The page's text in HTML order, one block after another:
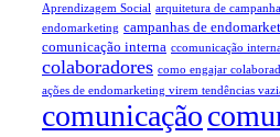
Aprendizagem Social arquitetura de
endomarketing campanhas de
comunicação interna ccomunicação
colaboradores como engajar
ações de endomarketing virem tendências
comunicação